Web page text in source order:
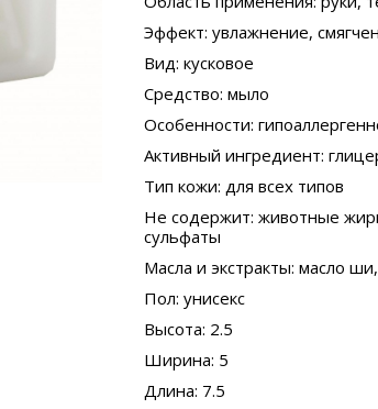
Эффект: увлажнение,
Вид: кусковое
Средство: мыло
Особенности:
Активный ингредиент:
Тип кожи: для всех типов
Не содержит: животные
сульфаты
Масла и экстракты: масло
Пол: унисекс
Высота: 2.5
Ширина: 5
Длина: 7.5